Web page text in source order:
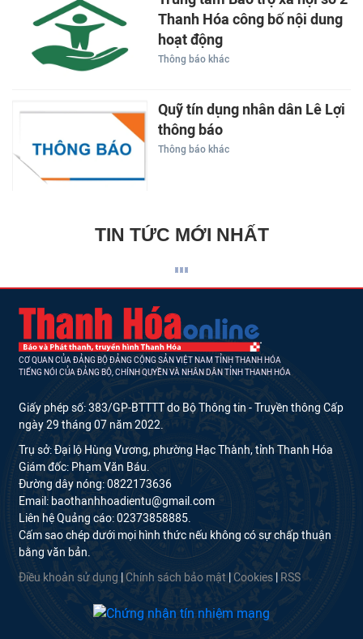
Thanh Hóa công bố nội dung
hoạt động
Thông báo khác
Quỹ tín dụng nhân dân Lê Lợi
thông báo
Thông báo khác
TIN TỨC MỚI NHẤT
CƠ QUAN CỦA ĐẢNG BỘ ĐẢNG CỘNG SẢN VIỆT NAM TỈNH THANH HÓA
TIẾNG NÓI CỦA ĐẢNG BỘ, CHÍNH QUYỀN VÀ NHÂN DÂN TỈNH THANH HÓA
Giấy phép số: 383/GP-BTTTT do Bộ Thông tin - Truyền thông Cấp
ngày 29 tháng 07 năm 2022.
Trụ sở: Đại lộ Hùng Vương, phường Hạc Thành, tỉnh Thanh Hóa
Giám đốc: Phạm Văn Báu.
Đường dây nóng: 0822173636
Email: baothanhhoadientu@gmail.com
Liên hệ Quảng cáo: 02373858885.
Cấm sao chép dưới mọi hình thức nếu không có sự chấp thuận
bằng văn bản.
Điều khoản sử dụng Chính sách bảo mật Cookies RSS